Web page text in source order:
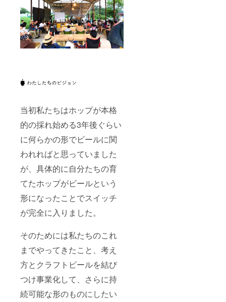
当初私たちはホップが本格
的の採れ始める3年後ぐらい
に何らかの形でビールに関
われればと思っていました
が、具体的に自分たちの育
てたホップがビールという
形になったことでスイッチ
が完全に入りました。
そのためには私たちのこれ
までやってきたこと、考え
方とクラフトビールを結び
つけ事業化して、さらに持
続可能な形のものにしたい